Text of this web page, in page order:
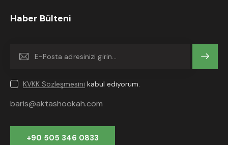
Haber Bülteni
Gönder
KVKK Sözleşmesini kabul ediyorum.
baris@aktashookah.com
+90 505 346 0833